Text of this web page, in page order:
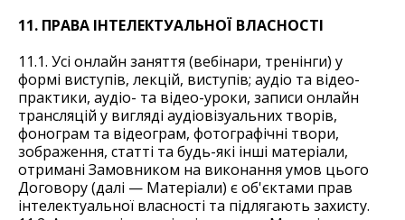
11. ПРАВА ІНТЕЛЕКТУАЛЬНОЇ ВЛАСНОСТІ
11.1. Усі онлайн заняття (вебінари, тренінги) у
формі виступів, лекцій, виступів; аудіо та відео-
практики, аудіо- та відео-уроки, записи онлайн
трансляцій у вигляді аудіовізуальних творів,
фонограм та відеограм, фотографічні твори,
зображення, статті та будь-які інші матеріали,
отримані Замовником на виконання умов цього
Договору (далі — Матеріали) є об'єктами прав
інтелектуальної власності та підлягають захисту.